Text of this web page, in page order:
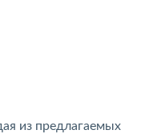
из предлагаемых